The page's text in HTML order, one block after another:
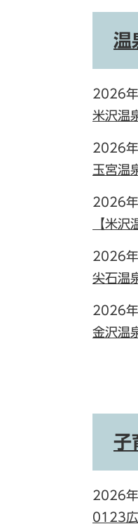
温
2026
米沢温
2026
玉宮温
2026
【米
2026
尖石温
2026
金沢温
子
2026
0123